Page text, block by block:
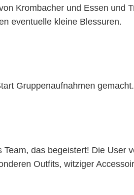
Krombacher und Essen und
eventuelle kleine Blessuren.
Gruppenaufnahmen gemacht.
das begeistert! Die User
Outfits, witziger